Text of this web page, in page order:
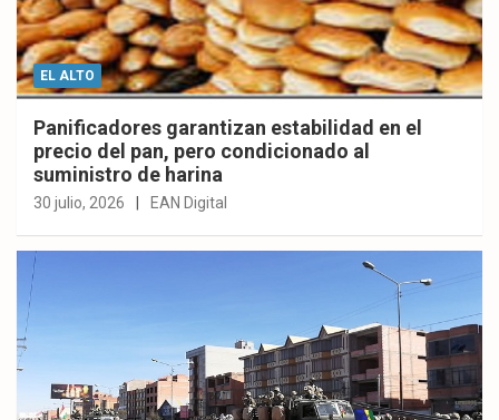
EL ALTO
Panificadores garantizan estabilidad en el
precio del pan, pero condicionado al
suministro de harina
30 julio, 2026 EAN Digital